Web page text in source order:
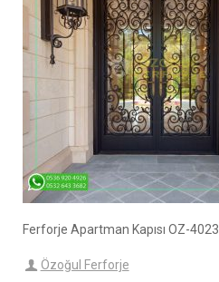
Ferforje Apartman Kapısı OZ-4023
Özoğul Ferforje